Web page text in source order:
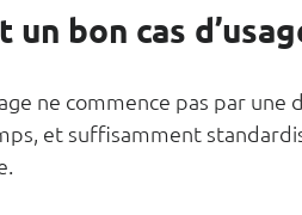
un bon cas
ne commence pas par
et suffisamment